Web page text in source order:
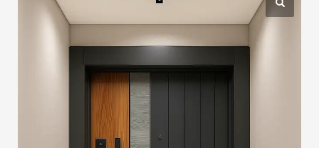
Sat - 9:00AM-5:00PM
Sundays by appointment only!